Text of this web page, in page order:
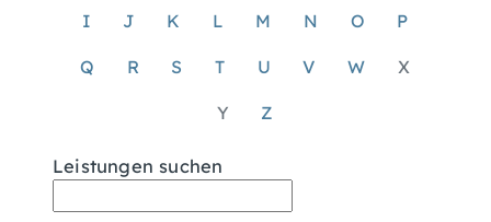
I J K L M N O P
Q R S T U V W X
Y Z
Leistungen suchen